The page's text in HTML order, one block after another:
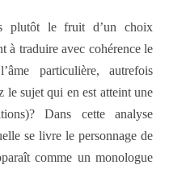
plutôt le fruit d’un choix
à traduire avec cohérence le
particulière, autrefois
le sujet qui en est atteint une
Dans cette analyse
se livre le personnage de
comme un monologue